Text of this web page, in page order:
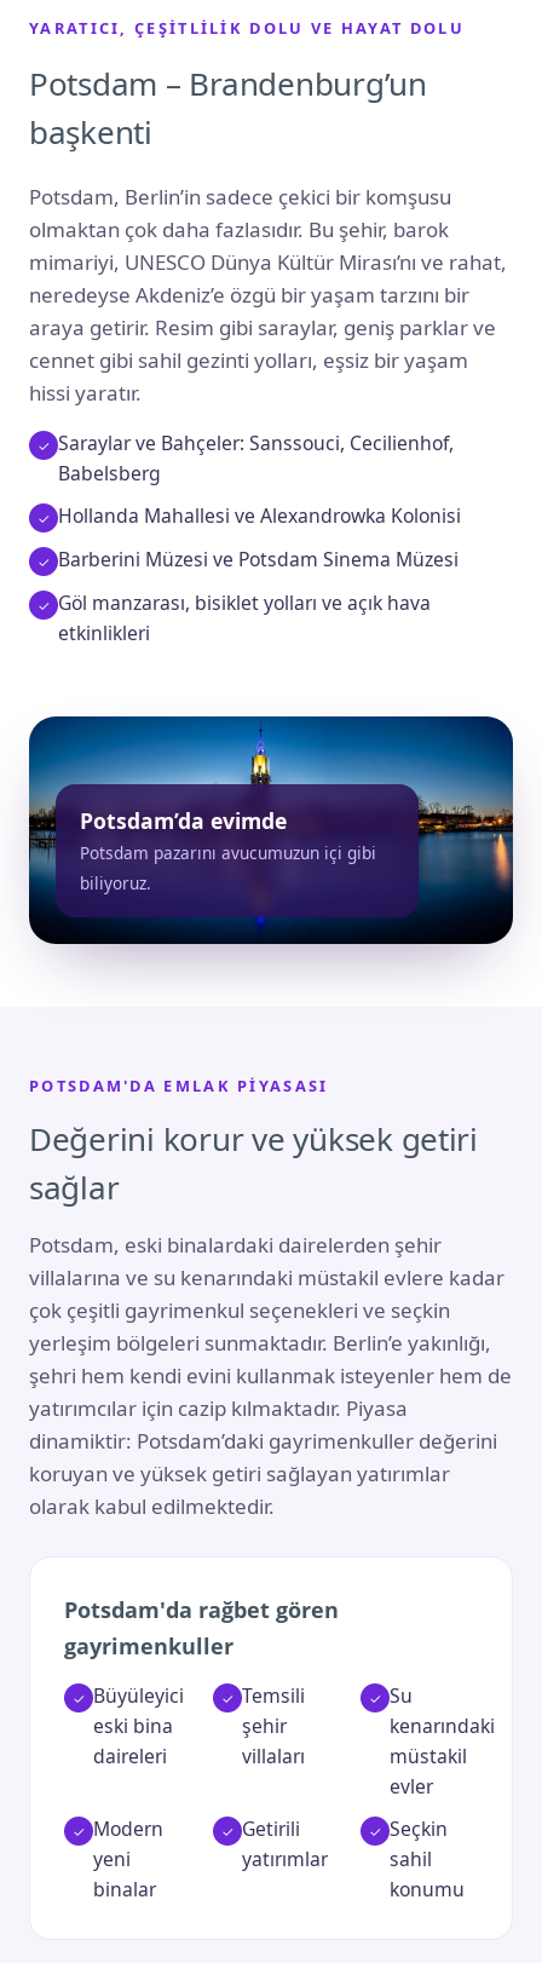
YARATICI, ÇEŞITLILIK DOLU VE HAYAT DOLU
Potsdam – Brandenburg’un
başkenti
Potsdam, Berlin’in sadece çekici bir komşusu
olmaktan çok daha fazlasıdır. Bu şehir, barok
mimariyi, UNESCO Dünya Kültür Mirası’nı ve rahat,
neredeyse Akdeniz’e özgü bir yaşam tarzını bir
araya getirir. Resim gibi saraylar, geniş parklar ve
cennet gibi sahil gezinti yolları, eşsiz bir yaşam
hissi yaratır.
Saraylar ve Bahçeler: Sanssouci, Cecilienhof,
Babelsberg
Hollanda Mahallesi ve Alexandrowka Kolonisi
Barberini Müzesi ve Potsdam Sinema Müzesi
Göl manzarası, bisiklet yolları ve açık hava
etkinlikleri
Potsdam’da evimde
Potsdam pazarını avucumuzun içi gibi
biliyoruz.
POTSDAM'DA EMLAK PIYASASI
Değerini korur ve yüksek getiri
sağlar
Potsdam, eski binalardaki dairelerden şehir
villalarına ve su kenarındaki müstakil evlere kadar
çok çeşitli gayrimenkul seçenekleri ve seçkin
yerleşim bölgeleri sunmaktadır. Berlin’e yakınlığı,
şehri hem kendi evini kullanmak isteyenler hem de
yatırımcılar için cazip kılmaktadır. Piyasa
dinamiktir: Potsdam’daki gayrimenkuller değerini
koruyan ve yüksek getiri sağlayan yatırımlar
olarak kabul edilmektedir.
Potsdam'da rağbet gören
gayrimenkuller
Büyüleyici
eski bina
daireleri
Temsili
şehir
villaları
Su
kenarındaki
müstakil
evler
Modern
yeni
binalar
Getirili
yatırımlar
Seçkin
sahil
konumu